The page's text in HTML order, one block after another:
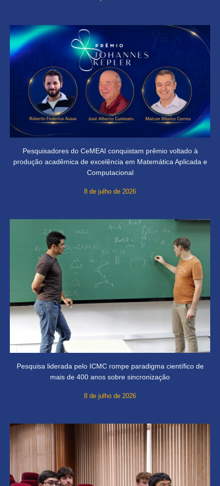
Pesquisadores do CeMEAI conquistam prêmio voltado à
produção acadêmica de excelência em Matemática Aplicada e
Computacional
8 de julho de 2026
Pesquisa liderada pelo ICMC rompe paradigma científico de
mais de 400 anos sobre sincronização
8 de julho de 2026